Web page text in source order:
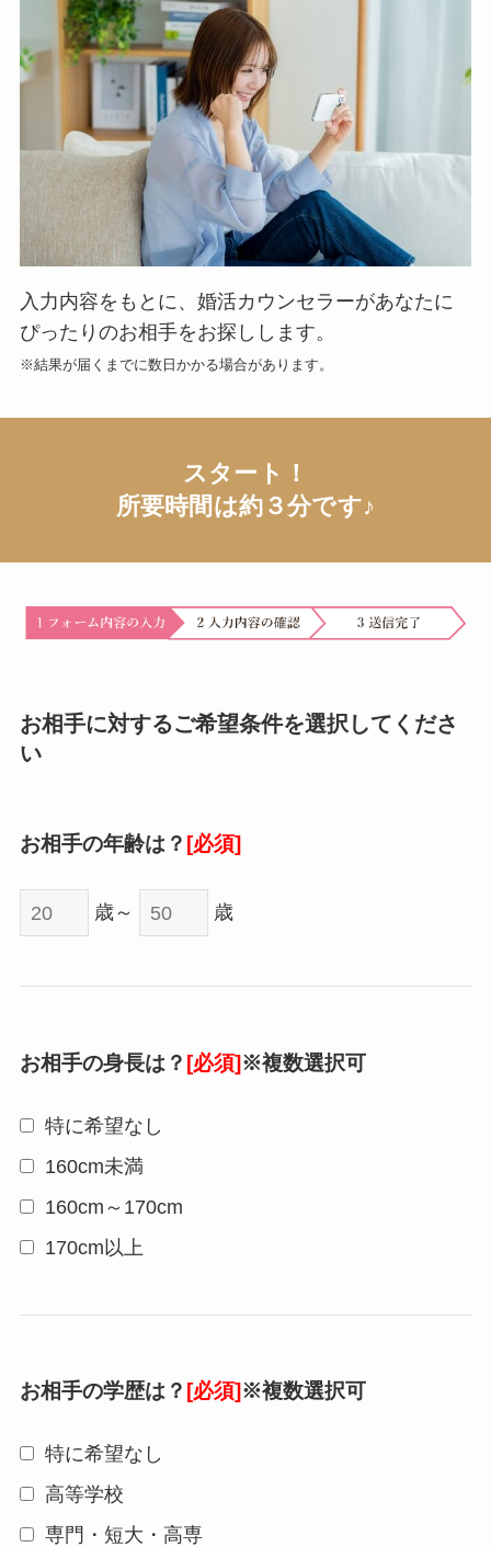
入力内容をもとに、婚活カウンセラーがあなたに
ぴったりのお相手をお探しします。
※結果が届くまでに数日かかる場合があります。
スタート！
所要時間は約３分です♪
お相手に対するご希望条件を選択してくださ
い
お相手の年齢は？ [必須]
歳～ 歳
お相手の身長は？ [必須]※複数選択可
特に希望なし
160cm未満
160cm～170cm
170cm以上
お相手の学歴は？ [必須] ※複数選択可
特に希望なし
高等学校
専門・短大・高専